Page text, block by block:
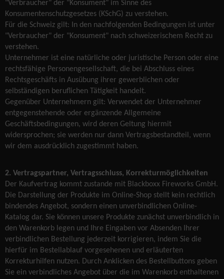
"Verbraucher" der "Konsument" im Sinne des
Konsumentenschutzgesetzes (KSchG) zu verstehen.
Für die Schweiz gilt: In den nachfolgenden Bedingungen ist unter
"Verbraucher" der "Konsument" nach schweizerischem Recht zu
verstehen.
Unternehmer ist eine natürliche oder juristische Person oder eine
rechtsfähige Personengesellschaft, die bei Abschluss eines
Rechtsgeschäfts in Ausübung ihrer gewerblichen oder
selbständigen beruflichen Tätigkeit handelt.
Gegenüber Unternehmern gilt: Verwendet der Unternehmer
entgegenstehende oder ergänzende Allgemeine
Geschäftsbedingungen, wird deren Geltung hiermit
widersprochen; sie werden nur dann Vertragsbestandteil, wenn
wir dem ausdrücklich zugestimmt haben.
2. Vertragspartner, Vertragsschluss, Korrekturmöglichkeiten
Der Kaufvertrag kommt zustande mit Blackboxx Fireworks GmbH.
Die Darstellung der Produkte im Online-Shop stellt kein rechtlich
bindendes Angebot, sondern einen unverbindlichen Online-
Katalog dar. Sie können unsere Produkte zunächst unverbindlich in
den Warenkorb legen und Ihre Eingaben vor Absenden Ihrer
verbindlichen Bestellung jederzeit korrigieren, indem Sie die
hierfür im Bestellablauf vorgesehenen und erläuterten
Korrekturhilfen nutzen. Durch Anklicken des Bestellbuttons geben
Sie ein verbindliches Angebot über die im Warenkorb enthaltenen